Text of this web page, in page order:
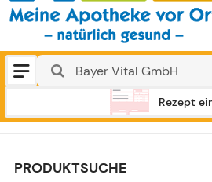
Rezept
PRODUKTSUCHE